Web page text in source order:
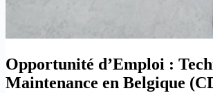
Opportunité d’Emploi :
Maintenance en Belgique